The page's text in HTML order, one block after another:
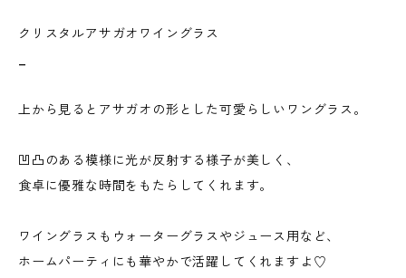
クリスタルアサガオワイングラス
上から見るとアサガオの形とした可愛らしいワングラス。
凹凸のある模様に光が反射する様子が美しく、
食卓に優雅な時間をもたらしてくれます。
ワイングラスもウォーターグラスやジュース用など、
ホームパーティにも華やかで活躍してくれますよ♡